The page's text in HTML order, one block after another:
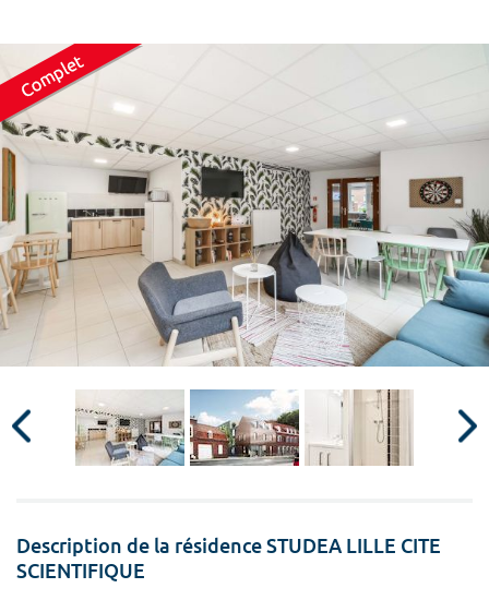
Surface min
m²
Type de location
Colocation
Votre date d'entrée
Chercher
Description de la résidence STUDEA LILLE CITE
SCIENTIFIQUE